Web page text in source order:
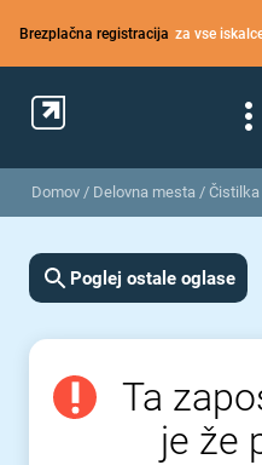
Brezplačna registracija za vse
Domov / Delovna mesta /
Poglej ostale oglase
Ta
je že